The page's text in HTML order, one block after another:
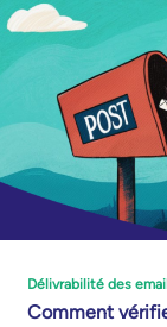
Délivrabilité des
Comment